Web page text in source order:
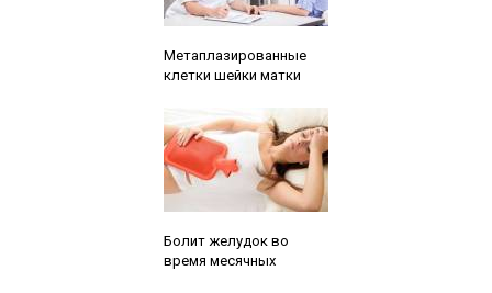
Метаплазированные
клетки шейки матки
Болит желудок во
время месячных